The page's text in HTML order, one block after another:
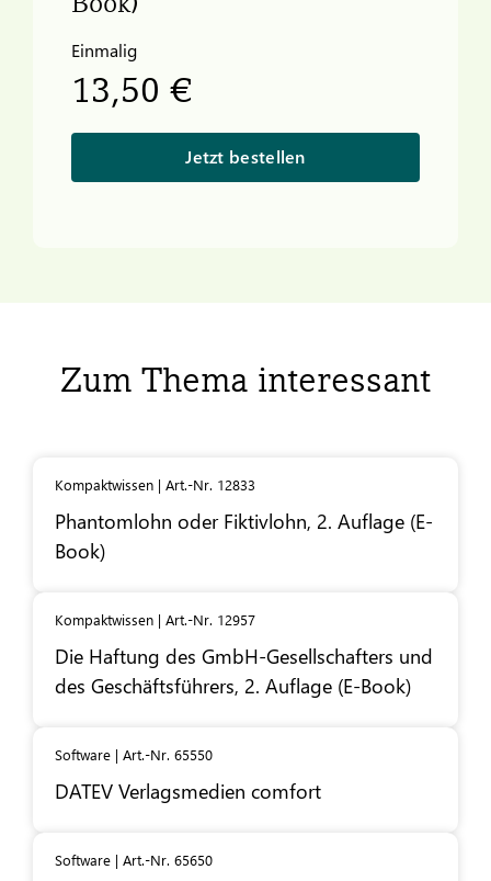
Einmalig
13,50 €
Jetzt bestellen
Zum Thema interessant
Kompaktwissen | Art.-Nr. 12833
Phantomlohn oder Fiktivlohn, 2. Auflage (E-
Book)
Kompaktwissen | Art.-Nr. 12957
Die Haftung des GmbH-Gesellschafters und
des Geschäftsführers, 2. Auflage (E-Book)
Software | Art.-Nr. 65550
DATEV Verlagsmedien comfort
Software | Art.-Nr. 65650